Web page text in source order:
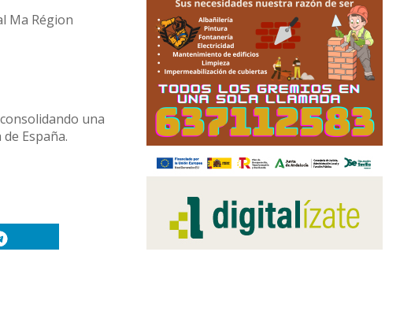
Ma Région
una
España.